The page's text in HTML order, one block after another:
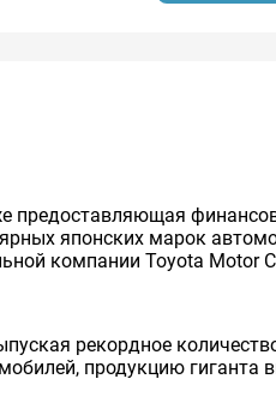
предоставляющая
японских марок
компании Toyota Motor
рекордное
продукцию гиганта